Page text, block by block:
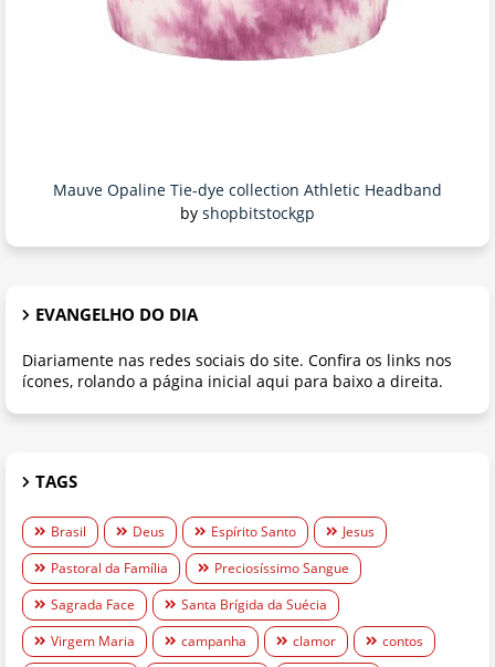
Mauve Opaline Tie-dye collection Athletic Headband
by shopbitstockgp
EVANGELHO DO DIA
Diariamente nas redes sociais do site. Confira os links nos
ícones, rolando a página inicial aqui para baixo a direita.
TAGS
Brasil Deus Espírito Santo
Jesus
Pastoral da Família
Preciosíssimo Sangue
Sagrada Face
Santa Brígida da Suécia
Virgem Maria
campanha clamor
contos